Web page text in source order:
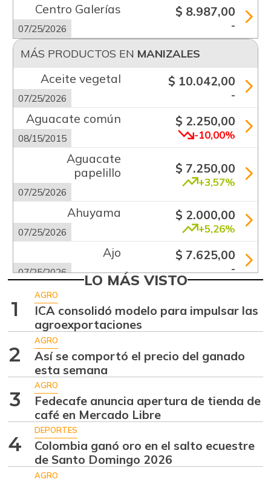
Centro Galerías
07/25/2026
$ 8.987,00
-
MÁS PRODUCTOS EN MANIZALES
Aceite vegetal
07/25/2026
$ 10.042,00
-
Aguacate común
08/15/2015
$ 2.250,00
-10,00%
Aguacate
papelillo
07/25/2026
$ 7.250,00
+3,57%
Ahuyama
07/25/2026
$ 2.000,00
+5,26%
Ajo
07/25/2026
$ 7.625,00
-
07/25/2026 -
Arracacha blanca
07/25/2026
$ 4.677,00
+14,83%
Arroz de primera
07/25/2026
$ 4.560,00
Arroz de segunda
07/06/2013
Arveja verde
07/25/2026
$ 6.600,00
-5,71%
LO MÁS VISTO
1
AGRO
ICA consolidó modelo para impulsar las
agroexportaciones
2
AGRO
Así se comportó el precio del ganado
esta semana
3
AGRO
Fedecafe anuncia apertura de tienda de
café en Mercado Libre
4
DEPORTES
Colombia ganó oro en el salto ecuestre
de Santo Domingo 2026
AGRO